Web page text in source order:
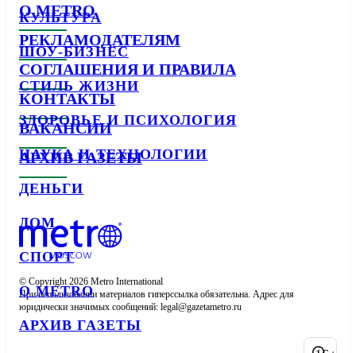
КУЛЬТУРА
ШОУ-БИЗНЕС
СТИЛЬ ЖИЗНИ
ЗДОРОВЬЕ И ПСИХОЛОГИЯ
НАУКА И ТЕХНОЛОГИИ
ДЕНЬГИ
ДОМ
СПОРТ
О METRO
АРХИВ ГАЗЕТЫ
О METRO
РЕКЛАМОДАТЕЛЯМ
СОГЛАШЕНИЯ И ПРАВИЛА
КОНТАКТЫ
ВАКАНСИИ
АРХИВ ГАЗЕТЫ
© Copyright 2026 Metro International
При использовании материалов гиперссылка обязательна. Адрес для
юридически значимых сообщений: